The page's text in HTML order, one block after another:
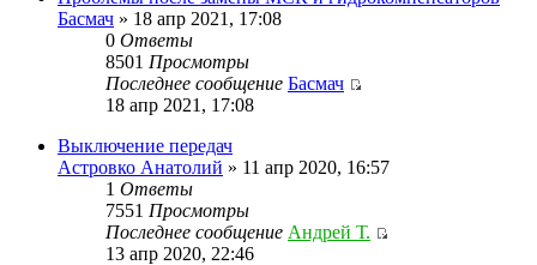
Басмач » 18 апр 2021, 17:08
0 Ответы
8501 Просмотры
Последнее сообщение Басмач
18 апр 2021, 17:08
Выключение передач
Астровко Анатолий » 11 апр 2020, 16:57
1 Ответы
7551 Просмотры
Последнее сообщение Андрей Т.
13 апр 2020, 22:46